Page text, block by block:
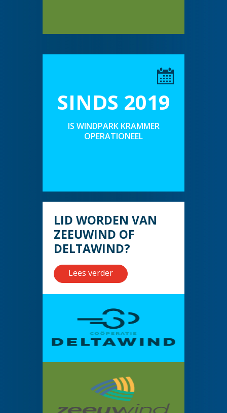
SINDS 2019
IS WINDPARK KRAMMER
OPERATIONEEL
LID WORDEN VAN
ZEEUWIND OF
DELTAWIND?
Lees verder